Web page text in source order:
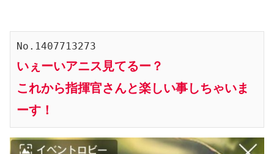
No.1407713273
いぇーいアニス見てるー？
これから指揮官さんと楽しい事しちゃいま
ーす！